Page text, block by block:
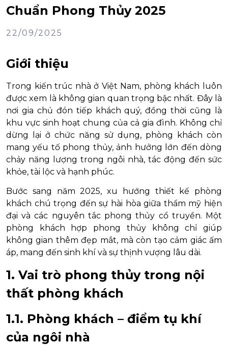
Chuẩn Phong Thủy 2025
22/09/2025
Giới thiệu
Trong kiến trúc nhà ở Việt Nam, phòng khách luôn
được xem là không gian quan trọng bậc nhất. Đây là
nơi gia chủ đón tiếp khách quý, đồng thời cũng là
khu vực sinh hoạt chung của cả gia đình. Không chỉ
dừng lại ở chức năng sử dụng, phòng khách còn
mang yếu tố phong thủy, ảnh hưởng lớn đến dòng
chảy năng lượng trong ngôi nhà, tác động đến sức
khỏe, tài lộc và hạnh phúc.
Bước sang năm 2025, xu hướng thiết kế phòng
khách chú trọng đến sự hài hòa giữa thẩm mỹ hiện
đại và các nguyên tắc phong thủy cổ truyền. Một
phòng khách hợp phong thủy không chỉ giúp
không gian thêm đẹp mắt, mà còn tạo cảm giác ấm
áp, mang đến sinh khí và sự thịnh vượng lâu dài.
1. Vai trò phong thủy trong nội
thất phòng khách
1.1. Phòng khách – điểm tụ khí
của ngôi nhà